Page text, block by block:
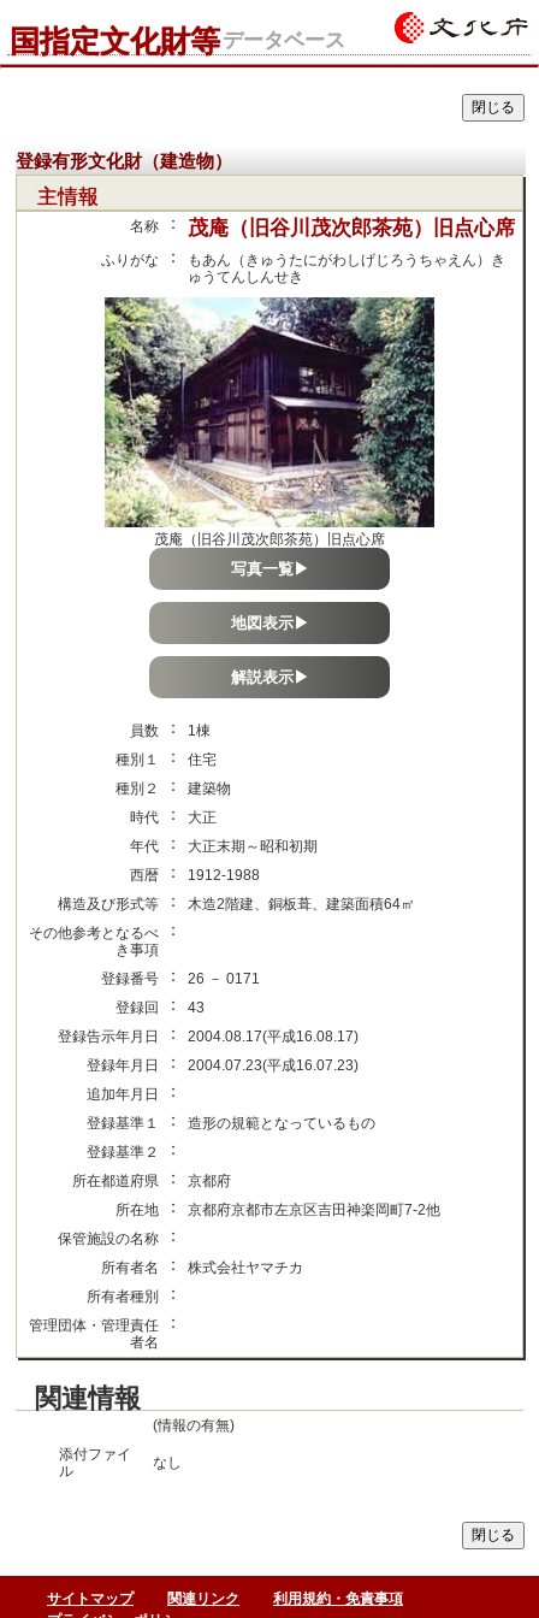
国指定文化財等データベース
登録有形文化財（建造物）
主情報
名称 ： 茂庵（旧谷川茂次郎茶苑）旧点心席
ふりがな ：
もあん（きゅうたにがわしげじろうちゃえん）き
ゅうてんしんせき
茂庵（旧谷川茂次郎茶苑）旧点心席
写真一覧▶
地図表示▶
解説表示▶
員数 ：
1棟
種別１
：
住宅
種別２
：
建築物
時代
：
大正
年代
：
大正末期～昭和初期
西暦
：
1912-1988
構造及び形式等
：
木造2階建、銅板葺、建築面積64㎡
その他参考となるべ
き事項
：
登録番号 ：
26 － 0171
登録回
：
43
登録告示年月日
：
2004.08.17(平成16.08.17)
登録年月日
：
2004.07.23(平成16.07.23)
追加年月日
：
登録基準１ ：
造形の規範となっているもの
登録基準２
：
所在都道府県 ：
京都府
所在地
：
京都府京都市左京区吉田神楽岡町7-2他
保管施設の名称
：
所有者名 ：
株式会社ヤマチカ
所有者種別
：
管理団体・管理責任
者名
：
関連情報
(情報の有無)
添付ファイ
ル
なし
サイトマップ 関連リンク
利用規約・免責事項